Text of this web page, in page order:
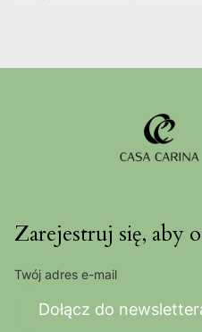
Zarejestruj się, aby
Twój adres e-mail
Dołącz do